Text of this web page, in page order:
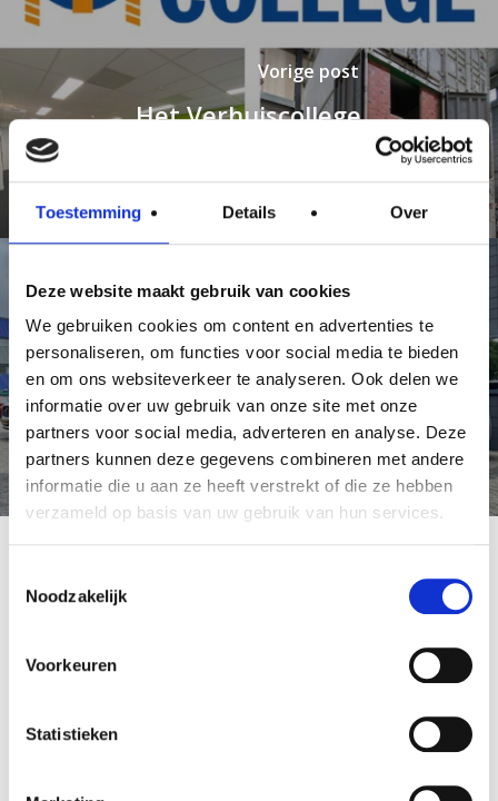
Toestemming Details Over
Deze website maakt gebruik van cookies
We gebruiken cookies om content en advertenties te
personaliseren, om functies voor social media te bieden
en om ons websiteverkeer te analyseren. Ook delen we
informatie over uw gebruik van onze site met onze
partners voor social media, adverteren en analyse. Deze
partners kunnen deze gegevens combineren met andere
informatie die u aan ze heeft verstrekt of die ze hebben
verzameld op basis van uw gebruik van hun services.
Noodzakelijk
Voorkeuren
Statistieken
Het Verhuiscollege
Vernieuwing van het wagenpark